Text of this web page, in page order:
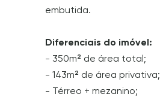
embutida.
Diferenciais do imóvel:
- 350m² de área total;
- 143m² de área privativa;
- Térreo + mezanino;